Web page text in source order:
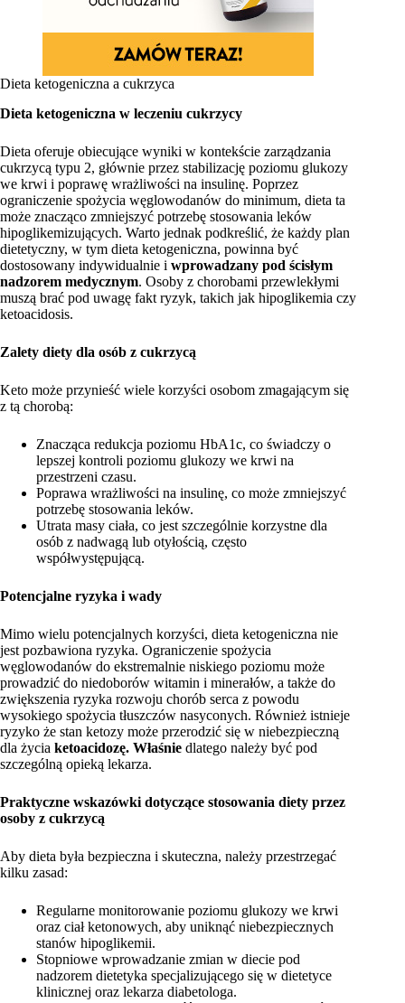
Dieta ketogeniczna a cukrzyca
Dieta ketogeniczna w leczeniu cukrzycy
Dieta oferuje obiecujące wyniki w kontekście zarządzania
cukrzycą typu 2, głównie przez stabilizację poziomu glukozy
we krwi i poprawę wrażliwości na insulinę. Poprzez
ograniczenie spożycia węglowodanów do minimum, dieta ta
może znacząco zmniejszyć potrzebę stosowania leków
hipoglikemizujących. Warto jednak podkreślić, że każdy plan
dietetyczny, w tym dieta ketogeniczna, powinna być
dostosowany indywidualnie i wprowadzany pod ścisłym
nadzorem medycznym. Osoby z chorobami przewlekłymi
muszą brać pod uwagę fakt ryzyk, takich jak hipoglikemia czy
ketoacidosis.
Zalety diety dla osób z cukrzycą
Keto może przynieść wiele korzyści osobom zmagającym się
z tą chorobą:
Znacząca redukcja poziomu HbA1c, co świadczy o
lepszej kontroli poziomu glukozy we krwi na
przestrzeni czasu.
Poprawa wrażliwości na insulinę, co może zmniejszyć
potrzebę stosowania leków.
Utrata masy ciała, co jest szczególnie korzystne dla
osób z nadwagą lub otyłością, często
współwystępującą.
Potencjalne ryzyka i wady
Mimo wielu potencjalnych korzyści, dieta ketogeniczna nie
jest pozbawiona ryzyka. Ograniczenie spożycia
węglowodanów do ekstremalnie niskiego poziomu może
prowadzić do niedoborów witamin i minerałów, a także do
zwiększenia ryzyka rozwoju chorób serca z powodu
wysokiego spożycia tłuszczów nasyconych. Również istnieje
ryzyko że stan ketozy może przerodzić się w niebezpieczną
dla życia ketoacidozę. Właśnie dlatego należy być pod
szczególną opieką lekarza.
Praktyczne wskazówki dotyczące stosowania diety przez
osoby z cukrzycą
Aby dieta była bezpieczna i skuteczna, należy przestrzegać
kilku zasad:
Regularne monitorowanie poziomu glukozy we krwi
oraz ciał ketonowych, aby uniknąć niebezpiecznych
stanów hipoglikemii.
Stopniowe wprowadzanie zmian w diecie pod
nadzorem dietetyka specjalizującego się w dietetyce
klinicznej oraz lekarza diabetologa.